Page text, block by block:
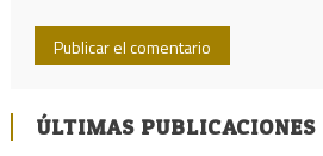
ÚLTIMAS PUBLICACIONES